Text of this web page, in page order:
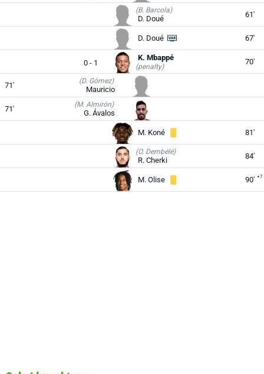
(B. Barcola)
D. Doué 61'
D. Doué 67'
0 - 1
K. Mbappé
(penalty)
70'
71' (D. Gómez)
Mauricio
71' (M. Almirón)
G. Ávalos
M. Koné 81'
(O. Dembélé)
R. Cherki 84'
M. Olise 90' +7